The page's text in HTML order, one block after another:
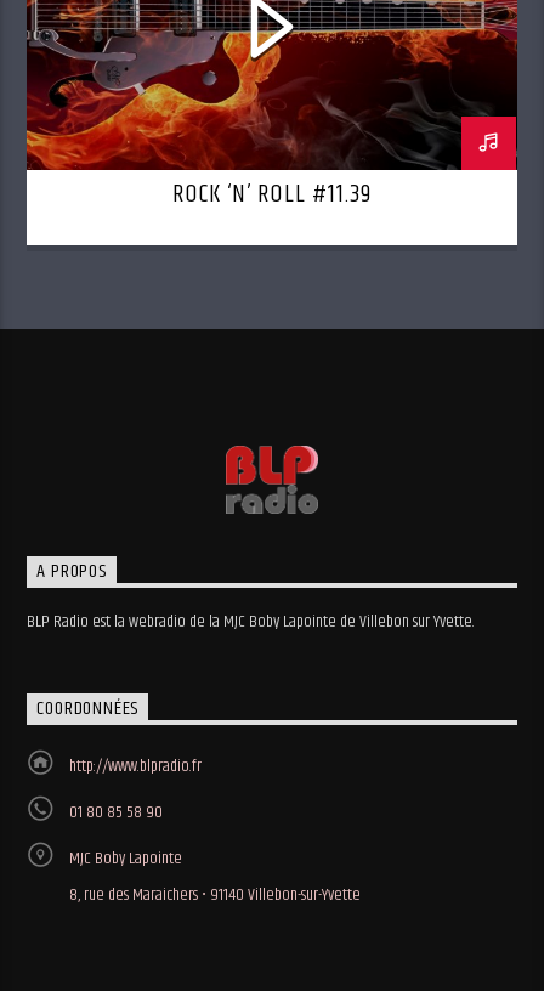
ROCK ‘N’ ROLL #11.39
A PROPOS
BLP Radio est la webradio de la MJC Boby Lapointe de Villebon sur Yvette.
COORDONNÉES
http://www.blpradio.fr
01 80 85 58 90
MJC Boby Lapointe
8, rue des Maraichers • 91140 Villebon-sur-Yvette